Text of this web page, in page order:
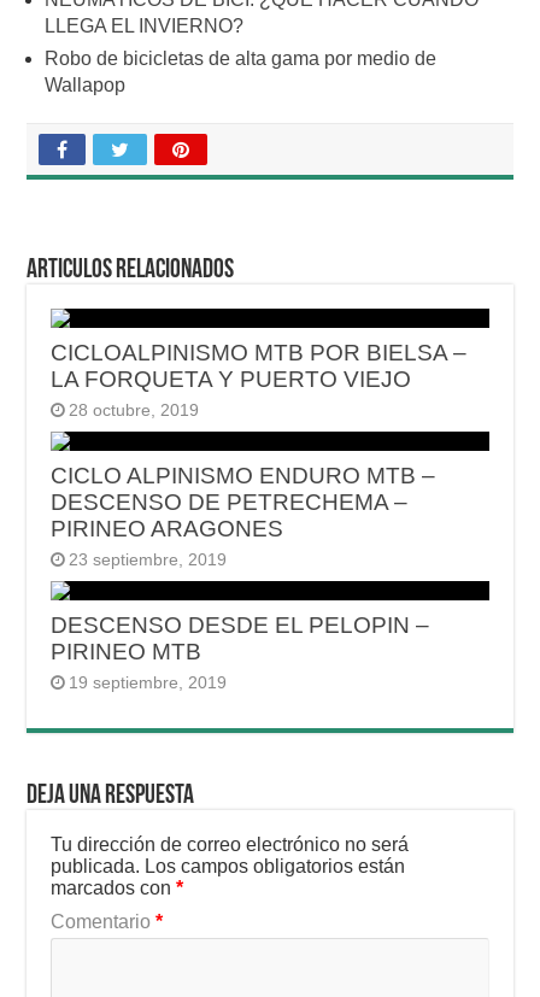
LLEGA EL INVIERNO?
Robo de bicicletas de alta gama por medio de
Wallapop
Articulos relacionados
CICLOALPINISMO MTB POR BIELSA –
LA FORQUETA Y PUERTO VIEJO
28 octubre, 2019
CICLO ALPINISMO ENDURO MTB –
DESCENSO DE PETRECHEMA –
PIRINEO ARAGONES
23 septiembre, 2019
DESCENSO DESDE EL PELOPIN –
PIRINEO MTB
19 septiembre, 2019
Deja una respuesta
Tu dirección de correo electrónico no será
publicada. Los campos obligatorios están
marcados con*
Comentario*